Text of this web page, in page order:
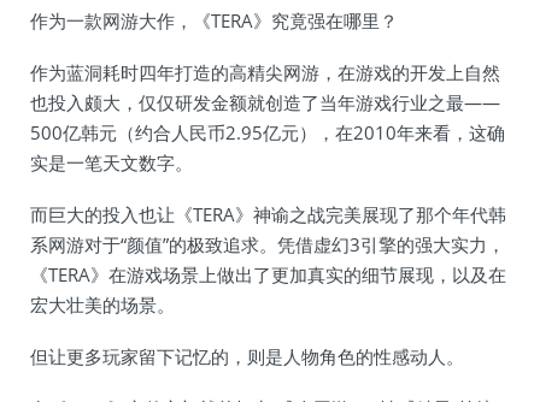
作为一款网游大作，《TERA》究竟强在哪里？
作为蓝洞耗时四年打造的高精尖网游，在游戏的开发上自然
也投入颇大，仅仅研发金额就创造了当年游戏行业之最——
500亿韩元（约合人民币2.95亿元），在2010年来看，这确
实是一笔天文数字。
而巨大的投入也让《TERA》神谕之战完美展现了那个年代韩
系网游对于“颜值”的极致追求。凭借虚幻3引擎的强大实力，
《TERA》在游戏场景上做出了更加真实的细节展现，以及在
宏大壮美的场景。
但让更多玩家留下记忆的，则是人物角色的性感动人。